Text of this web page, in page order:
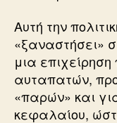
Αυτή την
«ξαναστήσει»
μια
αυταπατών,
«παρών» και
κεφαλαίου,